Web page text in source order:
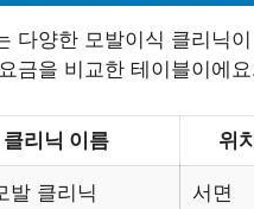
다양한 모발이식 클리닉
금을 비교한 테이블이에
클리닉 이름 위
발 클리닉 서면